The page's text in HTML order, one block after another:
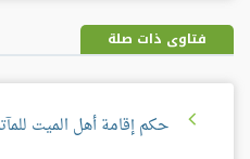
فتاوى ذات صلة
حكم إقامة أهل الميت